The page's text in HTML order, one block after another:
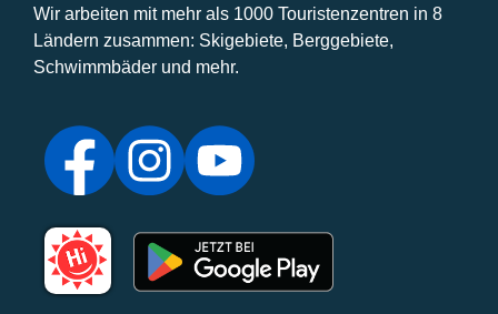
Wir arbeiten mit mehr als 1000 Touristenzentren in 8
Ländern zusammen: Skigebiete, Berggebiete,
Schwimmbäder und mehr.